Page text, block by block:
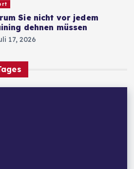
Sie nicht vor jedem
dehnen müssen
17, 2026